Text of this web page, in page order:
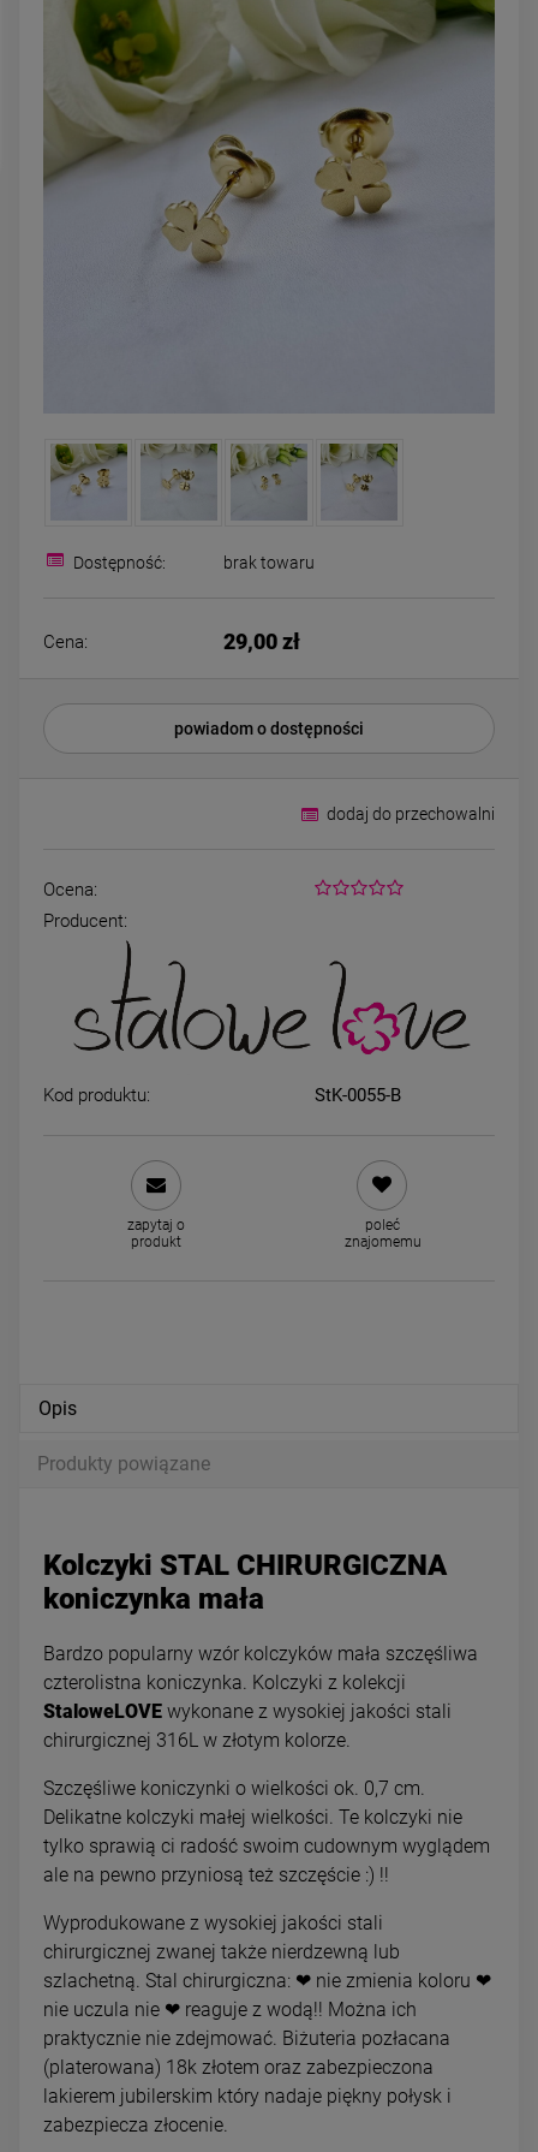
zobacz więcej
powiadom o
dostępności
Bransoletka srebrna STAL
CHIRURGICZNA
cyrkonie
69,00 zł
kryształki opalizujące 0,4 cm
29,00 zł
koniczynki czterolistne
29,00 zł
Dostępność: brak towaru
Cena: 29,00 zł
powiadom o dostępności
dodaj do przechowalni
Ocena:
Producent:
Kod produktu: StK-0055-B
zapytaj o
produkt
poleć
znajomemu
Opis
Produkty powiązane
Kolczyki STAL CHIRURGICZNA
koniczynka mała
Bardzo popularny wzór kolczyków mała szczęśliwa
czterolistna koniczynka. Kolczyki z kolekcji
StaloweLOVE wykonane z wysokiej jakości stali
chirurgicznej 316L w złotym kolorze.
Szczęśliwe koniczynki o wielkości ok. 0,7 cm.
Delikatne kolczyki małej wielkości. Te kolczyki nie
tylko sprawią ci radość swoim cudownym wyglądem
ale na pewno przyniosą też szczęście :) !!
Wyprodukowane z wysokiej jakości stali
chirurgicznej zwanej także nierdzewną lub
szlachetną. Stal chirurgiczna: ❤ nie zmienia koloru ❤
nie uczula nie ❤ reaguje z wodą!! Można ich
praktycznie nie zdejmować. Biżuteria pozłacana
(platerowana) 18k złotem oraz zabezpieczona
lakierem jubilerskim który nadaje piękny połysk i
zabezpiecza złocenie.